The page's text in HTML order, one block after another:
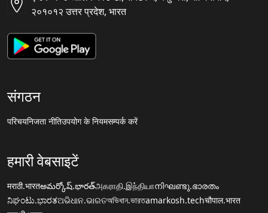
२०१०१२ उत्तर प्रदेश, भारत
संगठन
परिचयनिजता नीतिउपयोग के नियमसम्पर्क करें
हमारी वेबसाइटें
मराठी.भारतఅమర్కోష్.భారత్அகராதி.இந்தியாനിഘണ്ടു.ഭാരതം
ನಿಘಂಟು.ಭಾರತଅଭିଧାନ.ଭାରତঅভিধান.ভারতamarkosh.techचौपाल.भारत